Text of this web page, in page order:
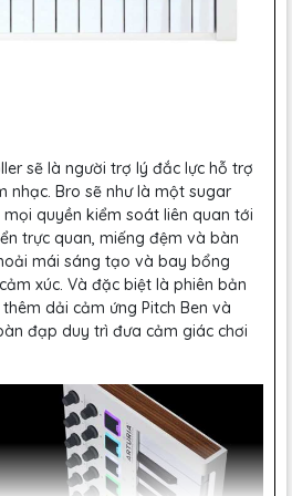
sẽ là người trợ lý đắc lực hỗ trợ
nhạc. Bro sẽ như là một sugar
quyền kiểm soát liên quan tới
trực quan, miếng đệm và bàn
mái sáng tạo và bay bổng
xúc. Và đặc biệt là phiên bản
dải cảm ứng Pitch Ben và
đạp duy trì đưa cảm giác chơi